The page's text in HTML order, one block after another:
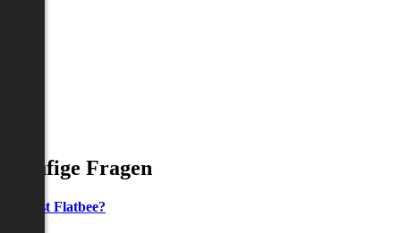
Häufige Fragen
Was ist Flatbee?